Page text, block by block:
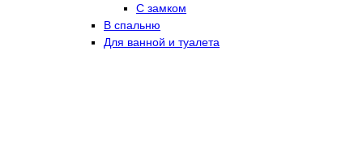
С замком
В спальню
Для ванной и туалета